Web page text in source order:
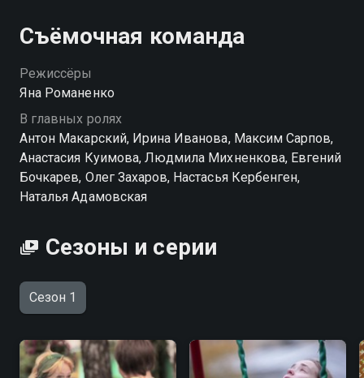
свою младшую дочь Люсю, обожает пасынка Сашу,
который с годами становится все больше похожим
на отца. И на дух не выносит свою собственную
копию – Динку. Узнав, что между Динкой и Сашей
вспыхивает совсем не материнская ревность. Она
делает все, чтобы разлучить их.
Съёмочная команда
Режиссёры
Яна Романенко
В главных ролях
Антон Макарский, Ирина Иванова, Максим Сарпов,
Анастасия Куимова, Людмила Михненкова, Евгений
Бочкарев, Олег Захаров, Настасья Кербенген,
Наталья Адамовская
Сезоны и серии
Сезон 1